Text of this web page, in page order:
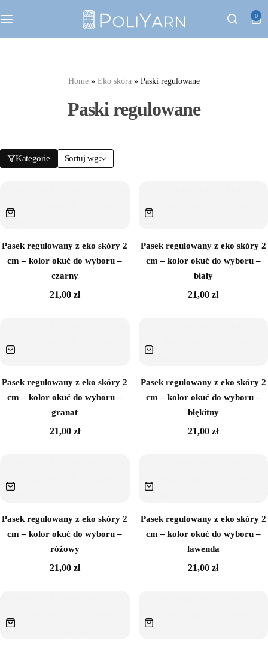
0
Home » Eko skóra » Paski regulowane
Paski regulowane
Kategorie Sortuj wg:
Pasek regulowany z eko skóry 2
cm – kolor okuć do wyboru –
czarny
21,00 zł
Pasek regulowany z eko skóry 2
cm – kolor okuć do wyboru –
biały
21,00zł
Pasek regulowany z eko skóry 2
cm – kolor okuć do wyboru –
granat
21,00 zł
Pasek regulowany z eko skóry 2
cm – kolor okuć do wyboru –
błękitny
21,00zł
Pasek regulowany z eko skóry 2
cm – kolor okuć do wyboru –
różowy
21,00 zł
Pasek regulowany z eko skóry 2
cm – kolor okuć do wyboru –
lawenda
21,00zł
Zestawy z YouTube
Galanteria metalowa
Galanteria skórzana
Dodatki do torebek
Włóczki
Przędza T-shirt Yarn